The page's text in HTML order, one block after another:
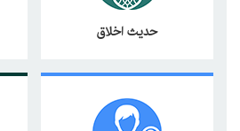
حدیث اخلاق